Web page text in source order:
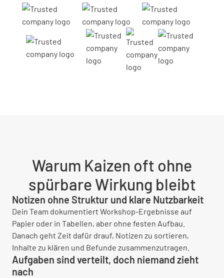
Warum Kaizen oft ohne
spürbare Wirkung bleibt
Notizen ohne Struktur und klare Nutzbarkeit
Dein Team dokumentiert Workshop-Ergebnisse auf
Papier oder in Tabellen, aber ohne festen Aufbau.
Danach geht Zeit dafür drauf, Notizen zu sortieren,
Inhalte zu klären und Befunde zusammenzutragen.
Aufgaben sind verteilt, doch niemand zieht
nach